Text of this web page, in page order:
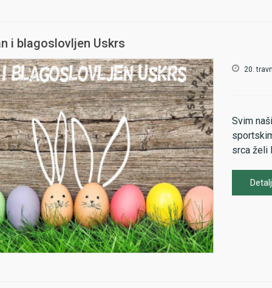
-https://
14:00
Juniori
i blagoslovljen Uskrs
20.
Svim
srca želi